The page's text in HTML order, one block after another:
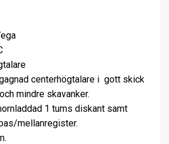
centerhögtalare i gott skick
mindre skavanker.
1 tums diskant samt
mellanregister.